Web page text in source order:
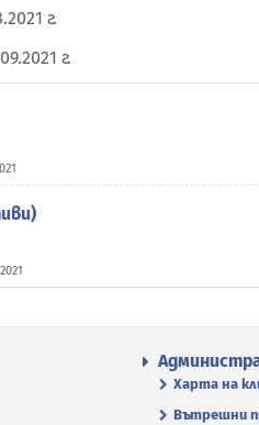
г.
г.
Харта на
Вътрешни